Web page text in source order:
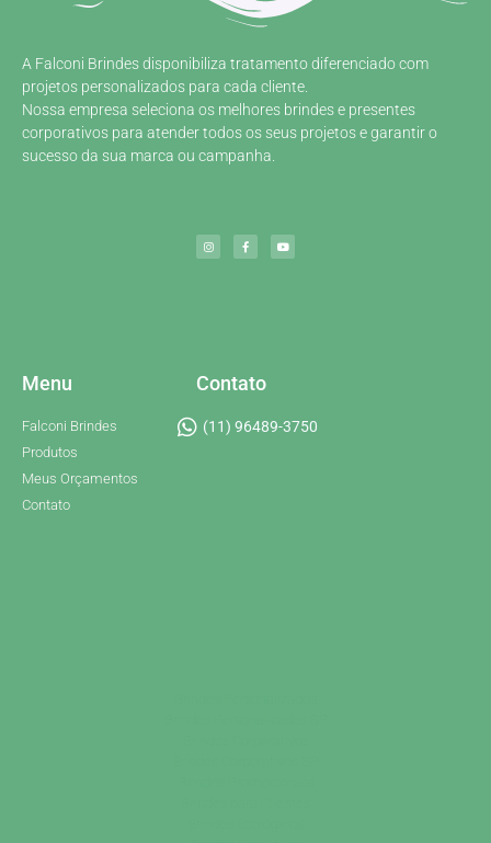
A Falconi Brindes disponibiliza tratamento diferenciado com
projetos personalizados para cada cliente.
Nossa empresa seleciona os melhores brindes e presentes
corporativos para atender todos os seus projetos e garantir o
sucesso da sua marca ou campanha.
Menu
Falconi Brindes
Produtos
Meus Orçamentos
Contato
Contato
(11) 96489-3750